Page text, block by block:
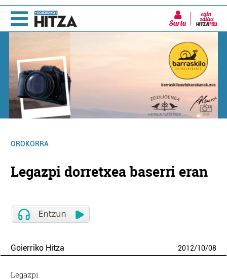
Sartu
OROKORRA
Legazpi dorretxea baserri eran
Goierriko Hitza 2012/10/08
Legazpi